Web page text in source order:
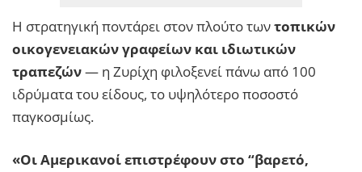
Η στρατηγική ποντάρει στον πλούτο τωντοπικών
οικογενειακών γραφείων και ιδιωτικών
τραπεζών— η Ζυρίχη φιλοξενεί πάνω από 100
ιδρύματα του είδους, το υψηλότερο ποσοστό
παγκοσμίως.
«Οι Αμερικανοί επιστρέφουν στο “βαρετό,